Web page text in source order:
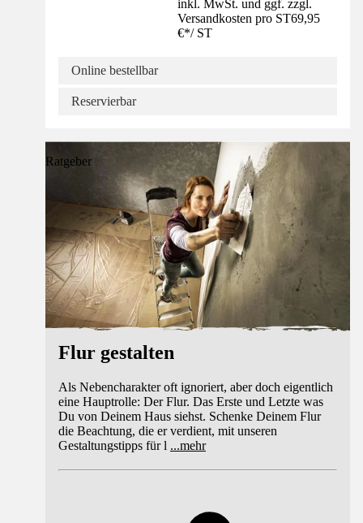
inkl. MwSt. und ggf. zzgl.
Versandkosten pro ST69,95
€*/ ST
Online bestellbar
Reservierbar
Ratgeber
Flur gestalten
Als Nebencharakter oft ignoriert, aber doch eigentlich
eine Hauptrolle: Der Flur. Das Erste und Letzte was
Du von Deinem Haus siehst. Schenke Deinem Flur
die Beachtung, die er verdient, mit unseren
Gestaltungstipps für l ...mehr